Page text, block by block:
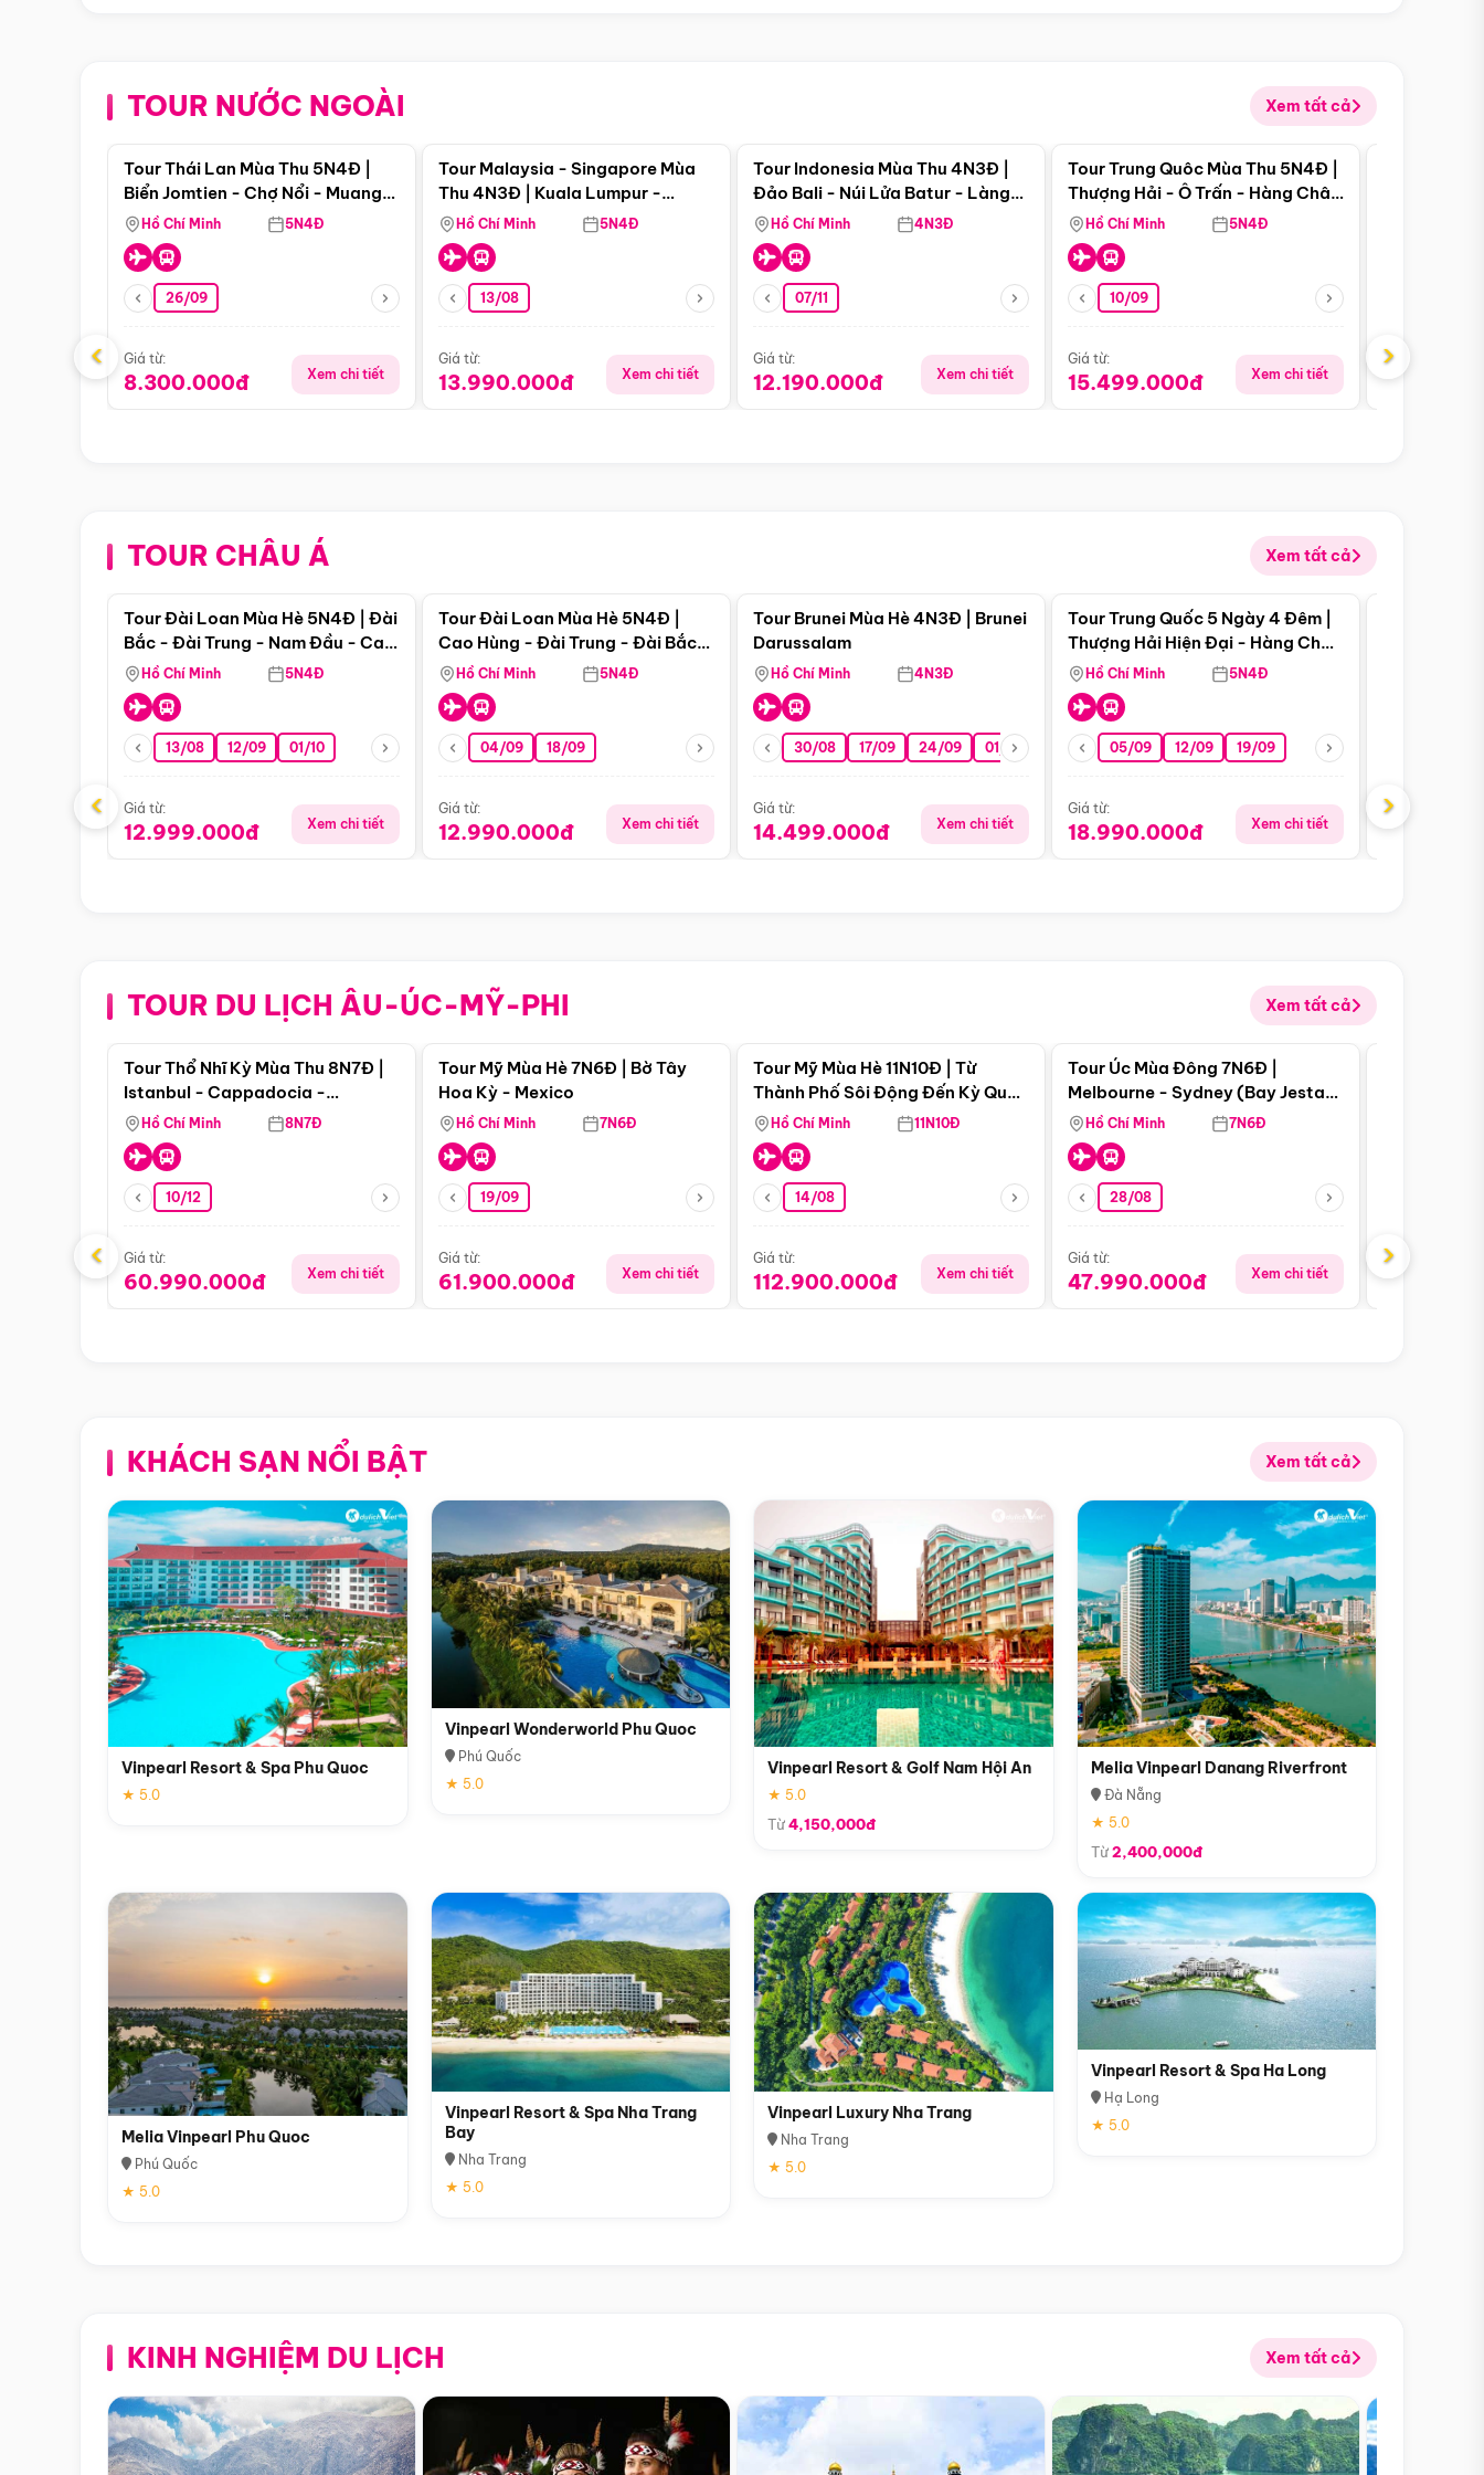
TOUR NƯỚC NGOÀI Xem tất cả
Điểm nổi bật
Tour Thái Lan Mùa Thu 5N4Đ |
Biển Jomtien - Chợ Nổi - Muang
Boran - Suanthai
Hồ Chí Minh 5N4Đ
26/09
Giá từ:
8.300.000đ Xem chi tiết
Tour Malaysia - Singapore Mùa
Thu 4N3Đ | Kuala Lumpur -
Malacca - Johor Baru -
Singapore
Hồ Chí Minh 5N4Đ
13/08
Giá từ:
13.990.000đ Xem chi tiết
Tour Indonesia Mùa Thu 4N3Đ |
Đảo Bali - Núi Lửa Batur - Làng
Penglipuran
Hồ Chí Minh 4N3Đ
07/11
Giá từ:
12.190.000đ Xem chi tiết
Điểm nổi bật
Tour Trung Quôc Mùa Thu 5N4Đ |
Thượng Hải - Ô Trấn - Hàng Châu
(Tour Không Shopping)
Hồ Chí Minh 5N4Đ
10/09
Giá từ:
15.499.000đ Xem chi tiết
Giá từ:
‹ ›
TOUR CHÂU Á Xem tất cả
Điểm nổi bật
Tour Đài Loan Mùa Hè 5N4Đ | Đài
Bắc - Đài Trung - Nam Đầu - Cao
Hùng ( Bay Vn)
Hồ Chí Minh 5N4Đ
13/08 12/09 01/10
Giá từ:
12.999.000đ Xem chi tiết
Tour Đài Loan Mùa Hè 5N4Đ |
Cao Hùng - Đài Trung - Đài Bắc
(Bay Vj)
Hồ Chí Minh 5N4Đ
04/09 18/09
Giá từ:
12.990.000đ Xem chi tiết
Tour Brunei Mùa Hè 4N3Đ | Brunei
Darussalam
Hồ Chí Minh 4N3Đ
30/08 17/09 24/09 01/10 15/10 29/10
Giá từ:
14.499.000đ Xem chi tiết
Điểm nổi bật
Tour Trung Quốc 5 Ngày 4 Đêm |
Thượng Hải Hiện Đại - Hàng Châu
Nên Thơ - Ô Trấn Cổ Kính
Hồ Chí Minh 5N4Đ
05/09 12/09 19/09
Giá từ:
18.990.000đ Xem chi tiết
Giá từ:
‹ ›
TOUR DU LỊCH ÂU-ÚC-MỸ-PHI Xem tất cả
Điểm nổi bật
Tour Thổ Nhĩ Kỳ Mùa Thu 8N7Đ |
Istanbul - Cappadocia -
Pamukkale
Hồ Chí Minh 8N7Đ
10/12
Giá từ:
60.990.000đ Xem chi tiết
Tour Mỹ Mùa Hè 7N6Đ | Bờ Tây
Hoa Kỳ - Mexico
Hồ Chí Minh 7N6Đ
19/09
Giá từ:
61.900.000đ Xem chi tiết
Tour Mỹ Mùa Hè 11N10Đ | Từ
Thành Phố Sôi Động Đến Kỳ Quan
Thiên Nhiên Mỹ
Hồ Chí Minh 11N10Đ
14/08
Giá từ:
112.900.000đ Xem chi tiết
Điểm nổi bật
Tour Úc Mùa Đông 7N6Đ |
Melbourne - Sydney (Bay Jestar
Airways)
Hồ Chí Minh 7N6Đ
28/08
Giá từ:
47.990.000đ Xem chi tiết
Giá từ:
‹ ›
KHÁCH SẠN NỔI BẬT Xem tất cả
Vinpearl Resort & Spa Phu Quoc
★ 5.0
Vinpearl Wonderworld Phu Quoc
Phú Quốc
★ 5.0
Vinpearl Resort & Golf Nam Hội An
★ 5.0
Từ4,150,000đ
Melia Vinpearl Danang Riverfront
Đà Nẵng
★ 5.0
Từ2,400,000đ
Melia Vinpearl Phu Quoc
Phú Quốc
★ 5.0
Vinpearl Resort & Spa Nha Trang
Bay
Nha Trang
★ 5.0
Vinpearl Luxury Nha Trang
Nha Trang
★ 5.0
Vinpearl Resort & Spa Ha Long
Hạ Long
★ 5.0
KINH NGHIỆM DU LỊCH Xem tất cả